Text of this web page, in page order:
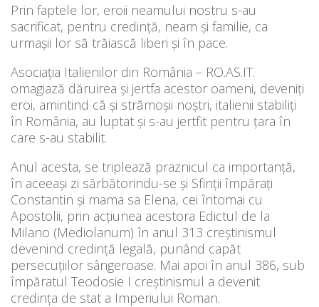
Prin faptele lor, eroii neamului nostru s-au
sacrificat, pentru credință, neam și familie, ca
urmașii lor să trăiască liberi și în pace.
Asociația Italienilor din România – RO.AS.IT.
omagiază dăruirea și jertfa acestor oameni, deveniți
eroi, amintind că și strămoșii noștri, italienii stabiliți
în România, au luptat și s-au jertfit pentru țara în
care s-au stabilit.
Anul acesta, se triplează praznicul ca importanță,
în aceeași zi sărbătorindu-se și Sfinții împărați
Constantin și mama sa Elena, cei întomai cu
Apostolii, prin acțiunea acestora Edictul de la
Milano (Mediolanum) în anul 313 creștinismul
devenind credință legală, punând capăt
persecuțiilor sângeroase. Mai apoi în anul 386, sub
împăratul Teodosie I creștinismul a devenit
credința de stat a Imperiului Roman.